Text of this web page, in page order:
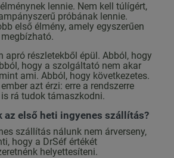
lennie. Nem kell túlígért,
próbának lennie.
első élmény, amely egyszerűen
apró részletekből épül. Abból, hogy
hogy a szolgáltató nem akar
ami. Abból, hogy következetes.
azt érzi: erre a rendszerre
rá tudok támaszkodni.
az első heti ingyenes szállítás?
szállítás nálunk nem árverseny,
hogy a DrSéf értékét
helyettesíteni.